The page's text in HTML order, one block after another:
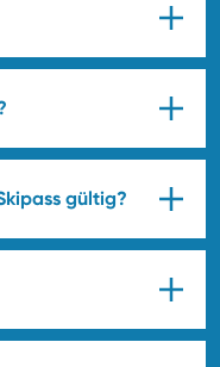
gültig?